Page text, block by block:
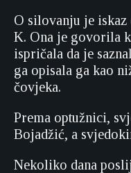
O silovanju je iskaz
K. Ona je govorila
ispričala da je
ga opisala ga kao
čovjeka.
Prema optužnici,
Bojadžić, a
Nekoliko dana